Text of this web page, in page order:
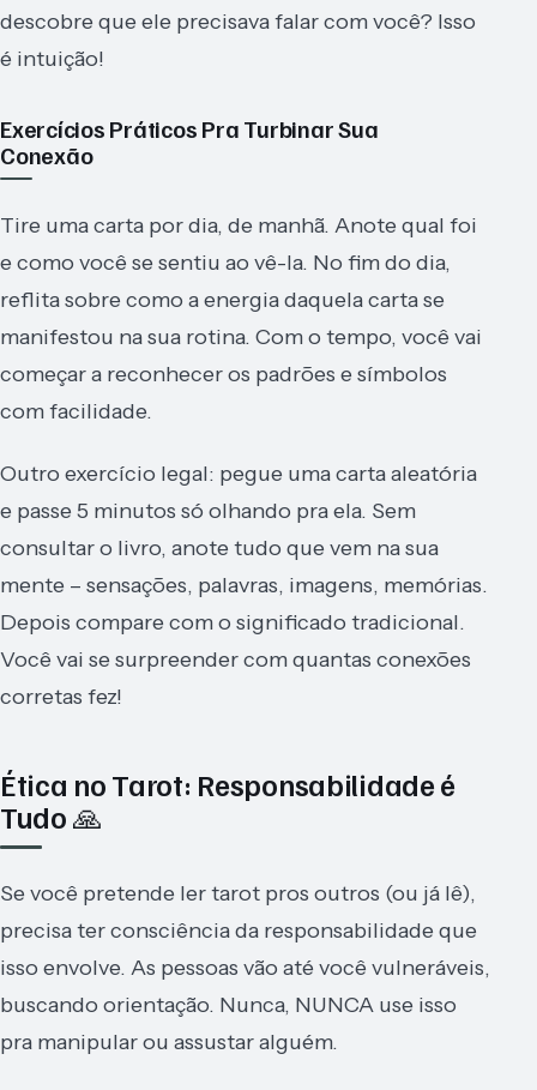
descobre que ele precisava falar com você? Isso
é intuição!
Exercícios Práticos Pra Turbinar Sua
Conexão
Tire uma carta por dia, de manhã. Anote qual foi
e como você se sentiu ao vê-la. No fim do dia,
reflita sobre como a energia daquela carta se
manifestou na sua rotina. Com o tempo, você vai
começar a reconhecer os padrões e símbolos
com facilidade.
Outro exercício legal: pegue uma carta aleatória
e passe 5 minutos só olhando pra ela. Sem
consultar o livro, anote tudo que vem na sua
mente – sensações, palavras, imagens, memórias.
Depois compare com o significado tradicional.
Você vai se surpreender com quantas conexões
corretas fez!
Ética no Tarot: Responsabilidade é
Tudo 🙏
Se você pretende ler tarot pros outros (ou já lê),
precisa ter consciência da responsabilidade que
isso envolve. As pessoas vão até você vulneráveis,
buscando orientação. Nunca, NUNCA use isso
pra manipular ou assustar alguém.